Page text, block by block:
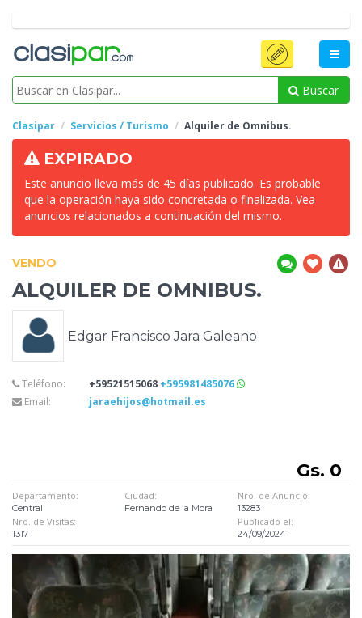
Buscar
Clasipar Servicios / Turismo Alquiler de Omnibus.
EXPIRADO
Este anuncio lleva más de 45 días publicado. Es probable
que la operación haya sido concretada o finalizada. Vea
anuncios relacionados a continuación del mismo.
VENDO
ALQUILER DE OMNIBUS.
Edgar Francisco Jara Galeano
Teléfono: +59521515068 +595981485076
Email:
jaraehijos@hotmail.es
Gs. 0
Departamento:
Central
Ciudad:
Fernando de la Mora
Nro. de Anuncio:
13283
Nro. de Visitas:
1317
Publicado el:
24/09/2024